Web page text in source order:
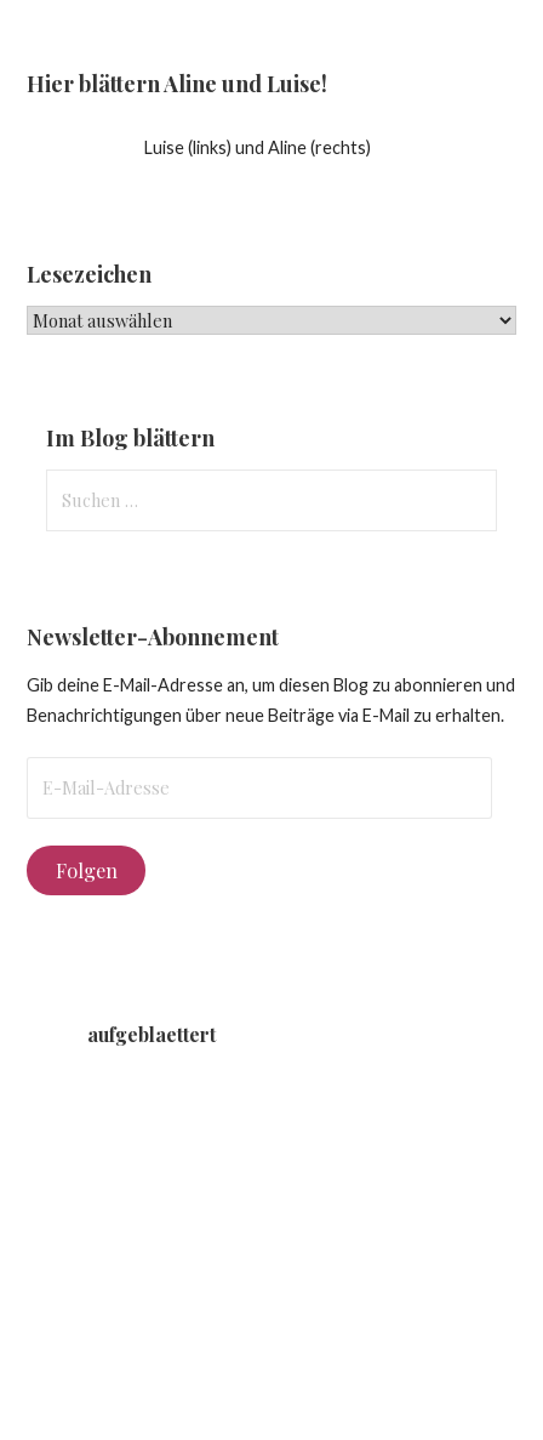
Hier blättern Aline und Luise!
Luise (links) und Aline (rechts)
Lesezeichen
Lesezeichen
Im Blog blättern
nach:
Newsletter-Abonnement
Gib deine E-Mail-Adresse an, um diesen Blog zu abonnieren und
Benachrichtigungen über neue Beiträge via E-Mail zu erhalten.
Mail-
Folgen
aufgeblaettert